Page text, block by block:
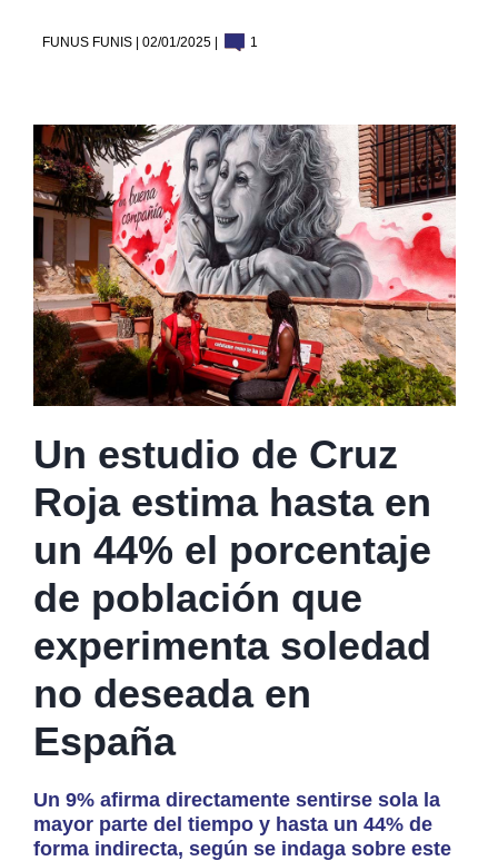
FUNUS FUNIS | 02/01/2025 | 1
Un estudio de Cruz
Roja estima hasta en
un 44% el porcentaje
de población que
experimenta soledad
no deseada en
España
Un 9% afirma directamente sentirse sola la
mayor parte del tiempo y hasta un 44% de
forma indirecta, según se indaga sobre este